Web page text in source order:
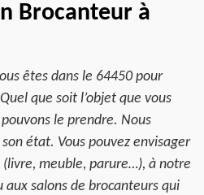
Brocanteur à
êtes dans le 64450 pour
que soit l’objet que vous
le prendre. Nous
état. Vous pouvez envisager
meuble, parure…), à notre
salons de brocanteurs qui